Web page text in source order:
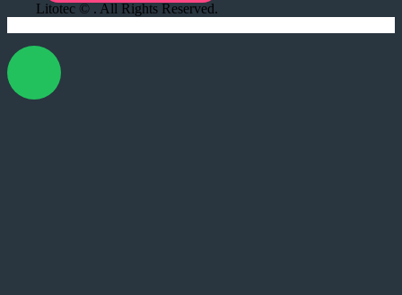
Litotec © . All Rights Reserved.